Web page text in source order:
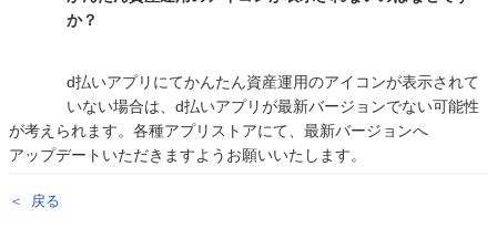
か？
d払いアプリにてかんたん資産運用のアイコンが表示されて
いない場合は、d払いアプリが最新バージョンでない可能性
が考えられます。各種アプリストアにて、最新バージョンへ
アップデートいただきますようお願いいたします。
戻る